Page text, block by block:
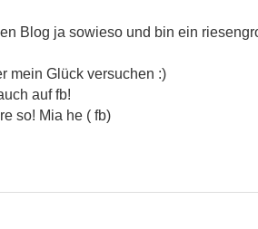
Blog ja sowieso und bin ein
mein Glück versuchen :)
auf fb!
so! Mia he ( fb)